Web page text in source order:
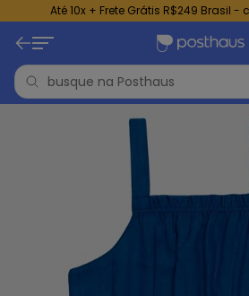
Até 10x + Frete Grátis R$249 Brasil -